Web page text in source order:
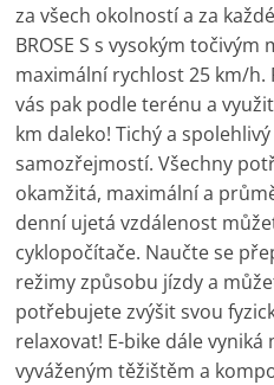
za všech okolností a za
BROSE S s vysokým
maximální rychlost 25 km/
vás pak podle terénu a
km daleko! Tichý a
samozřejmostí. Všechny
okamžitá, maximální a
denní ujetá vzdálenost
cyklopočítače. Naučte se
režimy způsobu jízdy a
potřebujete zvýšit svou
relaxovat! E-bike dále
vyváženým těžištěm a